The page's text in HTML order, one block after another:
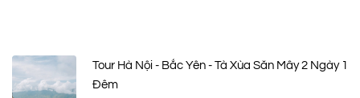
Tour Hà Nội - Bắc Yên - Tà Xùa Săn Mây 2 Ngày 1
Đêm